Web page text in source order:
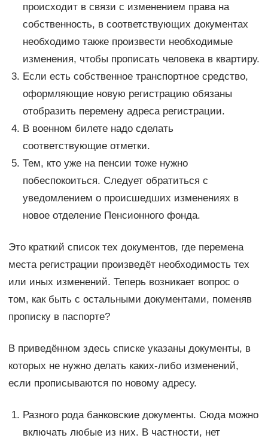
происходит в связи с изменением права на
собственность, в соответствующих документах
необходимо также произвести необходимые
изменения, чтобы прописать человека в квартиру.
Если есть собственное транспортное средство,
оформляющие новую регистрацию обязаны
отобразить перемену адреса регистрации.
В военном билете надо сделать
соответствующие отметки.
Тем, кто уже на пенсии тоже нужно
побеспокоиться. Следует обратиться с
уведомлением о происшедших изменениях в
новое отделение Пенсионного фонда.
Это краткий список тех документов, где перемена
места регистрации произведёт необходимость тех
или иных изменений. Теперь возникает вопрос о
том, как быть с остальными документами, поменяв
прописку в паспорте?
В приведённом здесь списке указаны документы, в
которых не нужно делать каких-либо изменений,
если прописываются по новому адресу.
Разного рода банковские документы. Сюда можно
включать любые из них. В частности, нет